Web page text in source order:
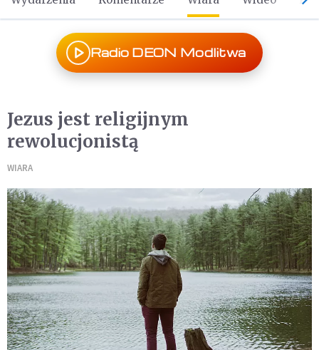
Radio DEON Modlitwa
Jezus jest religijnym
rewolucjonistą
WIARA